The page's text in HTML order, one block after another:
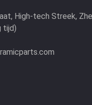
High-tech Streek,
tijd)